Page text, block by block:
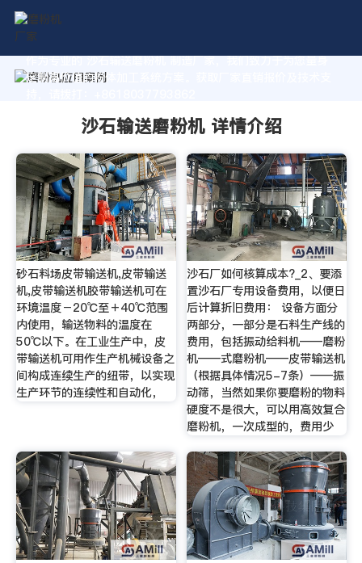
作为专业的 沙石输送磨粉机 制造厂家，我们致力于为您量身
定制高价值的粉体加工系统方案。获取厂家直销报价及技术支
沙石输送磨粉机 详情介绍
砂石料场皮带输送机,皮带输送
机,皮带输送机胶带输送机可在
环境温度－20℃至＋40℃范围
内使用，输送物料的温度在
50℃以下。在工业生产中，皮
带输送机可用作生产机械设备之
间构成连续生产的纽带，以实现
生产环节的连续性和自动化，
沙石厂如何核算成本?_2、要添
置沙石厂专用设备费用，以便日
后计算折旧费用： 设备方面分
两部分，一部分是石料生产线的
费用，包括振动给料机——磨粉
机——式磨粉机——皮带输送机
（根据具体情况5-7条）——振
动筛，当然如果你要磨粉的物料
硬度不是很大，可以用高效复合
磨粉机，一次成型的，费用少